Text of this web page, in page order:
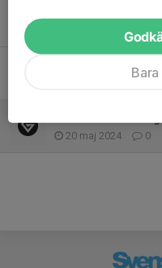
0
Terminsavslutning
20 maj 2024 0